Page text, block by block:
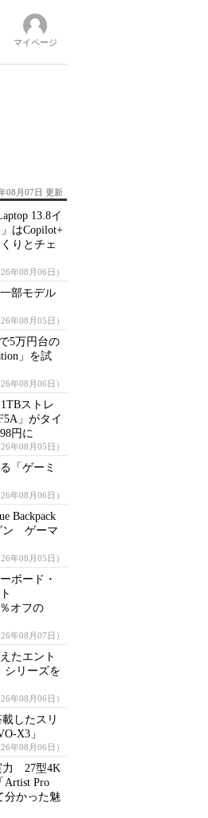
マイページ
08月07日 更新
13.8イ
はCopilot+
りとチェ
年08月06日）
部モデル
年08月05日）
5万円台の
」を試
年08月06日）
ストレ
」がタイ
円に
年08月05日）
「ゲーミ
年08月06日）
Backpack
ン ゲーマ
年08月05日）
ボード・
オフの
年08月07日）
たエント
シリーズを
年08月06日）
したスリ
X3」
年08月06日）
力 27型4K
Artist Pro
分かった魅